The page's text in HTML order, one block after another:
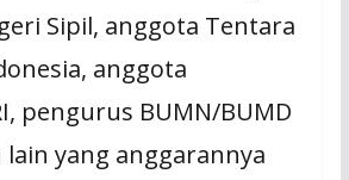
Sipil, anggota Tentara
anggota
pengurus BUMN/BUMD
yang anggarannya